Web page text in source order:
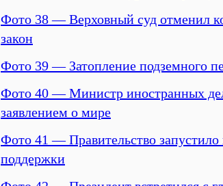
Фото 38 — Верховный суд отменил
закон
Фото 39 — Затопление подземного
Фото 40 — Министр иностранных
заявлением о мире
Фото 41 — Правительство
поддержки